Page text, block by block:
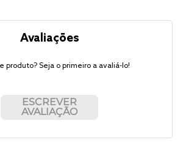
Avaliações
produto? Seja o primeiro a avaliá-lo!
ESCREVER
AVALIAÇÃO